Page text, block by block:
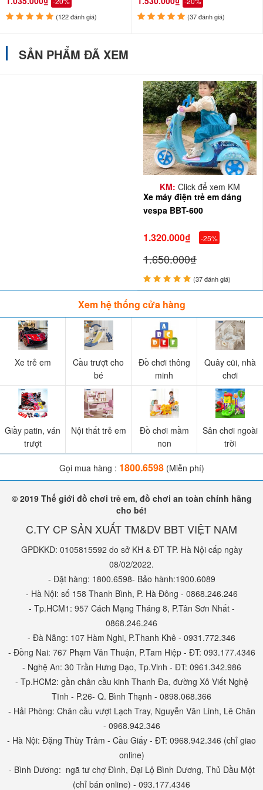
Xe máy điện trẻ em Elsa BBT-600 màu xanh
(122 đánh giá) (37 đánh giá)
SẢN PHẨM ĐÃ XEM
KM: Click để xem KM
Xe máy điện trẻ em dáng
vespa BBT-600
1.320.000₫ -25%
1.650.000₫
(37 đánh giá)
Xem hệ thống cửa hàng
Xe trẻ em
Cầu trượt cho
bé
Đồ chơi thông
minh
Quây cũi, nhà
chơi
Giầy patin, ván
trượt
Nội thất trẻ em
Đồ chơi mầm
non
Sân chơi ngoài
trời
Gọi mua hàng : 1800.6598(Miễn phí)
© 2019 Thế giới đồ chơi trẻ em, đồ chơi an toàn chính hãng
cho bé!
C.TY CP SẢN XUẤT TM&DV BBT VIỆT NAM
GPDKKD: 0105815592 do sở KH & ĐT TP. Hà Nội cấp ngày
08/02/2022.
- Đặt hàng: 1800.6598- Bảo hành:1900.6089
- Hà Nội: số 158 Thanh Bình, P. Hà Đông - 0868.246.246
- Tp.HCM1: 957 Cách Mạng Tháng 8, P.Tân Sơn Nhất -
0868.246.246
- Đà Nẵng: 107 Hàm Nghi, P.Thanh Khê - 0931.772.346
- Đồng Nai: 767 Phạm Văn Thuận, P.Tam Hiệp - ĐT: 093.177.4346
- Nghệ An: 30 Trần Hưng Đạo, Tp.Vinh - ĐT: 0961.342.986
- Tp.HCM2: gần chân cầu kinh Thanh Đa, đường Xô Viết Nghệ
Tĩnh - P.26- Q. Bình Thạnh - 0898.068.366
- Hải Phòng: Chân cầu vượt Lạch Tray, Nguyễn Văn Linh, Lê Chân
- 0968.942.346
- Hà Nội: Đặng Thùy Trâm - Cầu Giấy - ĐT: 0968.942.346 (chỉ giao
online)
- Bình Dương: ngã tư chợ Đình, Đại Lộ Bình Dương, Thủ Dầu Một
(chỉ bán online) - 093.177.4346